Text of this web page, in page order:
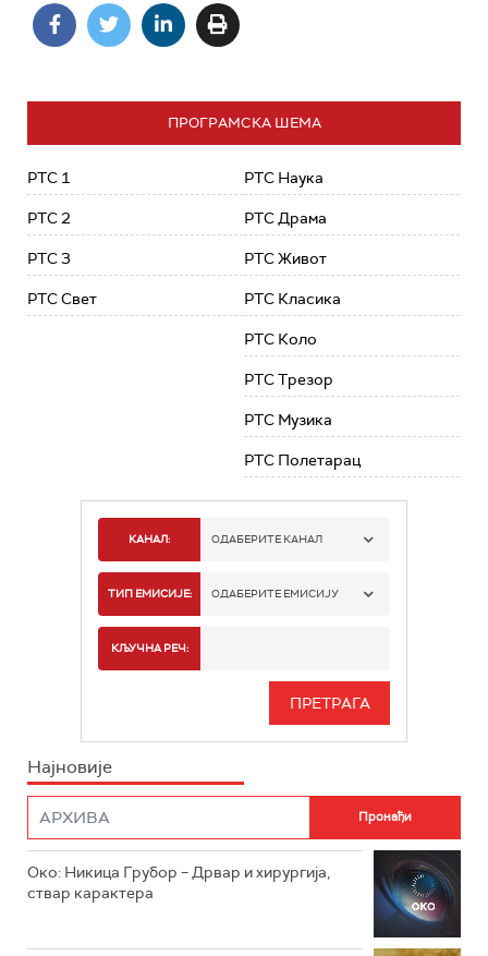
ПРОГРАМСКА ШЕМА
РТС 1
РТС 2
РТС 3
РТС Свет
РТС Наука
РТС Драма
РТС Живот
РТС Класика
РТС Коло
РТС Трезор
РТС Музика
РТС Полетарац
КАНАЛ: ОДАБЕРИТЕ КАНАЛ
РТС 1
РТС 3
РТС ЖИВОТ
ТИП ЕМИСИЈЕ: ОДАБЕРИТЕ ЕМИСИЈУ
ИНФО
КЉУЧНА РЕЧ:
Најновије
Око: Никица Грубор – Дрвар и хирургија,
ствар карактера